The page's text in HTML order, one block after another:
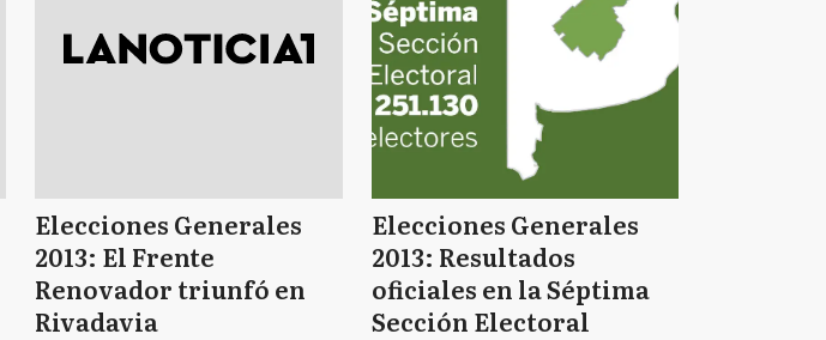
Elecciones Generales
2013: El Frente
Renovador triunfó en
Rivadavia
Elecciones Generales
2013: Resultados
oficiales en la Séptima
Sección Electoral